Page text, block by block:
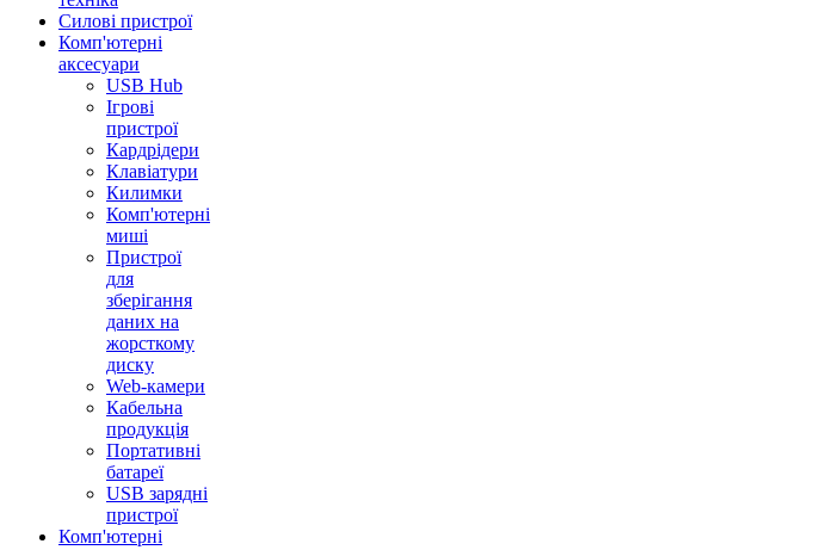
Силові пристрої
Комп'ютерні
аксесуари
USB Hub
Ігрові
пристрої
Кардрідери
Клавіатури
Килимки
Комп'ютерні
миші
Пристрої
для
зберігання
даних на
жорсткому
диску
Web-камери
Кабельна
продукція
Портативні
батареї
USB зарядні
пристрої
Комп'ютерні